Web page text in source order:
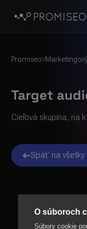
Promiseo
Target
Cieľová skupina, na
Späť na všetky
O súboroch
Súbory cookie